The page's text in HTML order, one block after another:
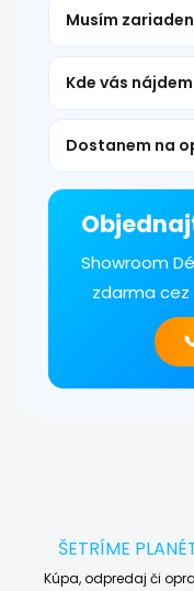
Musím
Kde vás
Dostanem na
Showroom
zdarma
ŠETRÍME
Kúpa, odpredaj či